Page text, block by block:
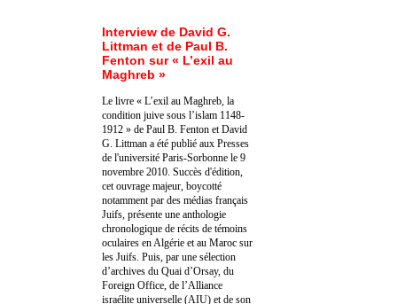
Interview de David G.
Littman et de Paul B.
Fenton sur « L’exil au
Maghreb »
Le livre « L’exil au Maghreb, la
condition juive sous l’islam 1148-
1912 » de Paul B. Fenton et David
G. Littman a été publié aux Presses
de l'université Paris-Sorbonne le 9
novembre 2010. Succès d'édition,
cet ouvrage majeur, boycotté
notamment par des médias français
Juifs, présente une anthologie
chronologique de récits de témoins
oculaires en Algérie et au Maroc sur
les Juifs. Puis, par une sélection
d’archives du Quai d’Orsay, du
Foreign Office, de l’Alliance
israélite universelle (AIU) et de son